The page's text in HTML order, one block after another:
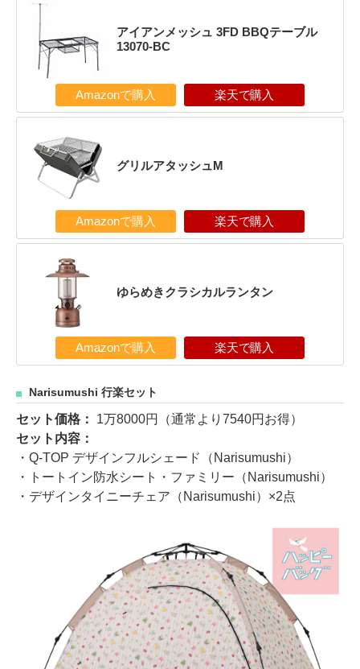
アイアンメッシュ 3FD BBQテーブル
13070-BC
Amazonで購入 楽天で購入
グリルアタッシュM
Amazonで購入 楽天で購入
ゆらめきクラシカルランタン
Amazonで購入 楽天で購入
Narisumushi 行楽セット
セット価格： 1万8000円（通常より7540円お得）
セット内容：
・Q-TOP デザインフルシェード（Narisumushi）
・トートイン防水シート・ファミリー（Narisumushi）
・デザインタイニーチェア（Narisumushi）×2点